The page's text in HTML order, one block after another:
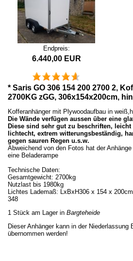
Endpreis:
6.440,00 EUR
* Saris GO 306 154 200 2700 2,
2700KG zGG, 306x154x200cm,
Kofferanhänger mit Plywoodaufbau in
Die Wände verfügen aussen über eine
Diese sind sehr gut zu beschriften, leicht
lichtecht, extrem witterungsbeständig,
gegen sauren Regen u.s.w.
Abweichend von den Fotos hat der
eine Beladerampe
Technische Daten:
Gesamtgewicht: 2700kg
Nutzlast bis 1980kg
Lichtes Lademaß: LxBxH306 x 154 x 200cm
348
1 Stück am Lager in Bargteheide
Dieser Anhänger kann in der Niederlassung
übernommen werden!